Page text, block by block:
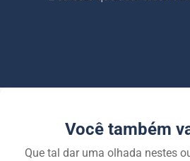
Você também
Que tal dar uma olhada nestes